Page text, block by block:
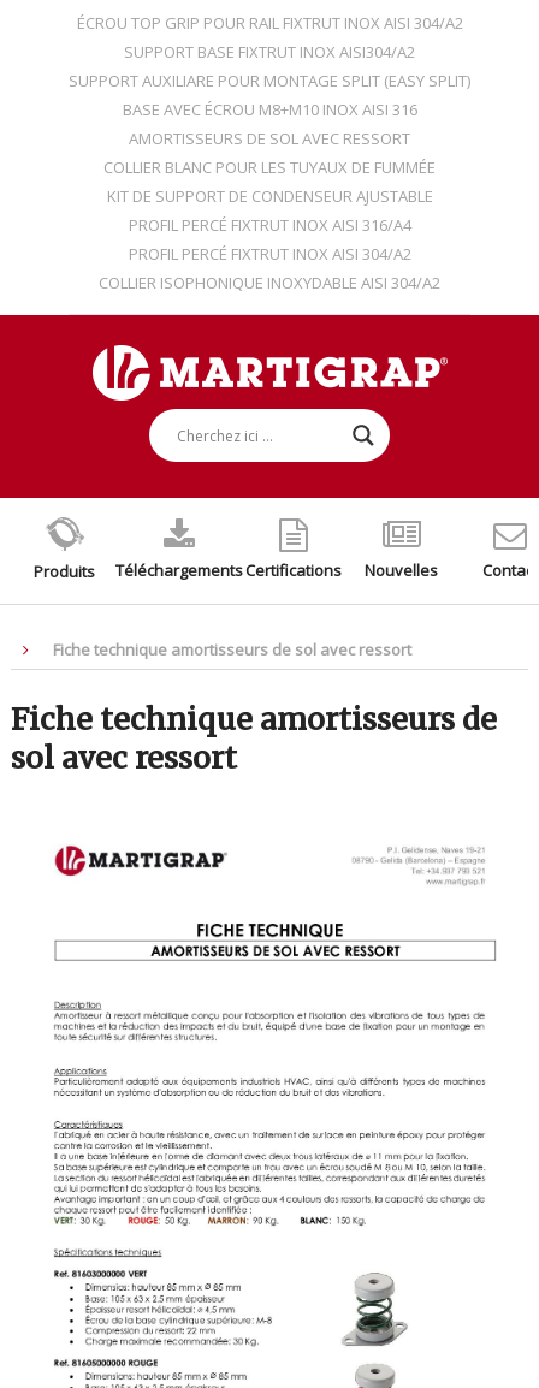
ÉCROU TOP GRIP POUR RAIL FIXTRUT INOX AISI 304/A2
SUPPORT BASE FIXTRUT INOX AISI304/A2
SUPPORT AUXILIARE POUR MONTAGE SPLIT (EASY SPLIT)
BASE AVEC ÉCROU M8+M10 INOX AISI 316
AMORTISSEURS DE SOL AVEC RESSORT
COLLIER BLANC POUR LES TUYAUX DE FUMMÉE
KIT DE SUPPORT DE CONDENSEUR AJUSTABLE
PROFIL PERCÉ FIXTRUT INOX AISI 316/A4
PROFIL PERCÉ FIXTRUT INOX AISI 304/A2
COLLIER ISOPHONIQUE INOXYDABLE AISI 304/A2
Produits TéléchargementsCertifications Nouvelles Contact
Fiche technique amortisseurs de sol avec ressort
Fiche technique amortisseurs de
sol avec ressort